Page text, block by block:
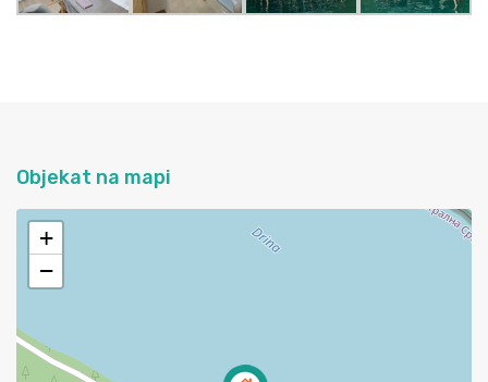
Objekat na mapi
+
−